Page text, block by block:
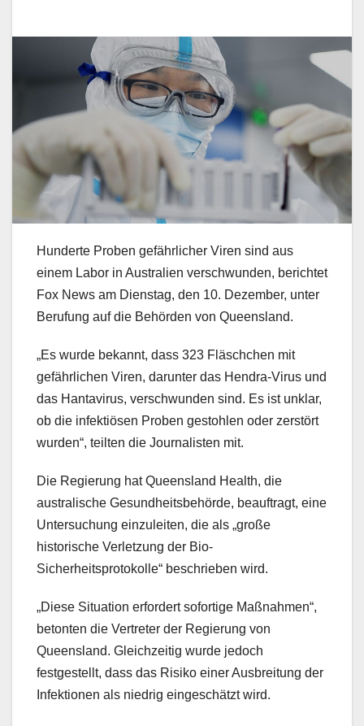
Hunderte Proben gefährlicher Viren sind aus
einem Labor in Australien verschwunden, berichtet
Fox News am Dienstag, den 10. Dezember, unter
Berufung auf die Behörden von Queensland.
„Es wurde bekannt, dass 323 Fläschchen mit
gefährlichen Viren, darunter das Hendra-Virus und
das Hantavirus, verschwunden sind. Es ist unklar,
ob die infektiösen Proben gestohlen oder zerstört
wurden“, teilten die Journalisten mit.
Die Regierung hat Queensland Health, die
australische Gesundheitsbehörde, beauftragt, eine
Untersuchung einzuleiten, die als „große
historische Verletzung der Bio-
Sicherheitsprotokolle“ beschrieben wird.
„Diese Situation erfordert sofortige Maßnahmen“,
betonten die Vertreter der Regierung von
Queensland. Gleichzeitig wurde jedoch
festgestellt, dass das Risiko einer Ausbreitung der
Infektionen als niedrig eingeschätzt wird.